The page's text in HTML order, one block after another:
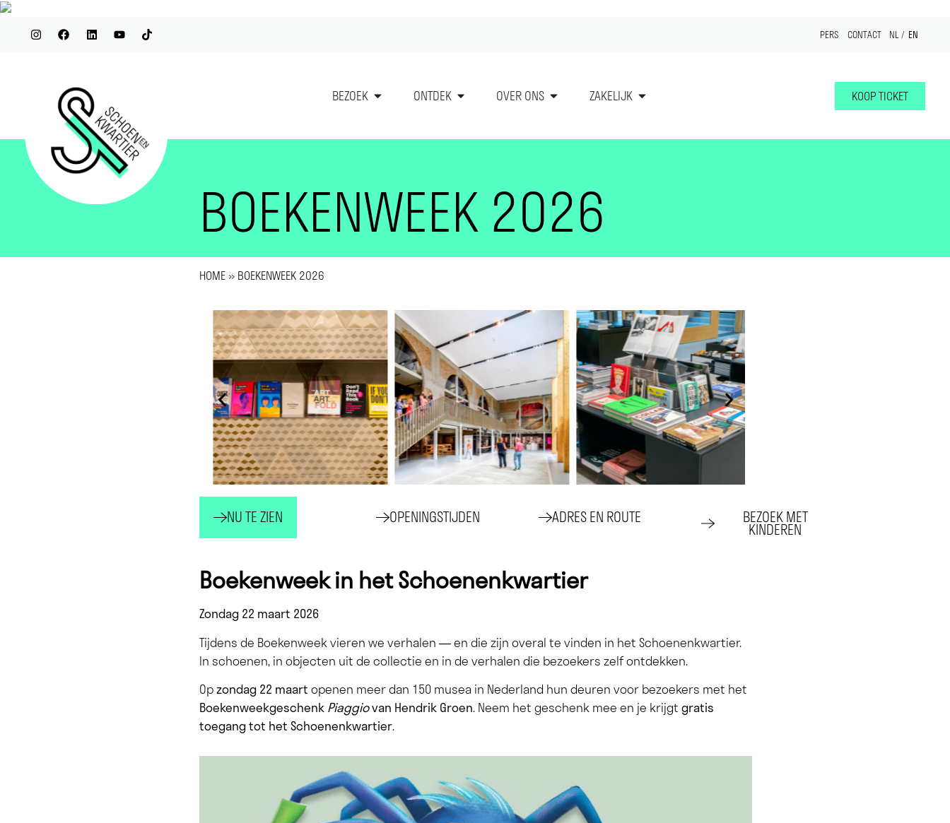
PERS CONTACT NL EN
BEZOEK ONTDEK OVER ONS ZAKELIJK KOOP TICKET
BOEKENWEEK 2026
HOME » BOEKENWEEK 2026
NU TE ZIEN OPENINGSTIJDEN ADRES EN ROUTE BEZOEK MET
KINDEREN
Boekenweek in het Schoenenkwartier
Zondag 22 maart 2026
Tijdens de Boekenweek vieren we verhalen — en die zijn overal te vinden in het Schoenenkwartier.
In schoenen, in objecten uit de collectie en in de verhalen die bezoekers zelf ontdekken.
Opzondag 22 maart openen meer dan 150 musea in Nederland hun deuren voor bezoekers met het
Boekenweekgeschenk Piaggiovan Hendrik Groen. Neem het geschenk mee en je krijgtgratis
toegang tot het Schoenenkwartier.